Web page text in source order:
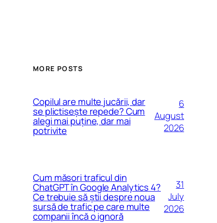
MORE POSTS
Copilul are multe jucării, dar
se plictisește repede? Cum
alegi mai puține, dar mai
potrivite
6
August
2026
Cum măsori traficul din
ChatGPT în Google Analytics 4?
Ce trebuie să știi despre noua
sursă de trafic pe care multe
companii încă o ignoră
31
July
2026